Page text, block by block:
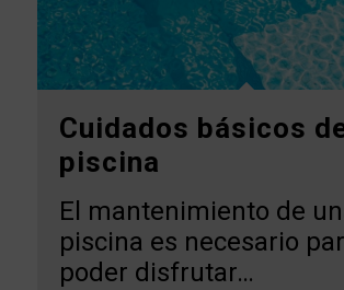
Cuidados básicos
piscina
El mantenimiento de
piscina es necesario
poder disfrutar…